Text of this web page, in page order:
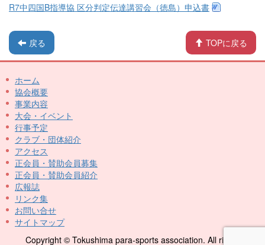
R7中四国B指導協 区分判定伝達講習会（徳島）申込書
戻る TOPに戻る
ホーム
協会概要
事業内容
大会・イベント
行事予定
クラブ・団体紹介
アクセス
正会員・賛助会員募集
正会員・賛助会員紹介
広報誌
リンク集
お問い合せ
サイトマップ
Copyright © Tokushima para-sports association. All rights